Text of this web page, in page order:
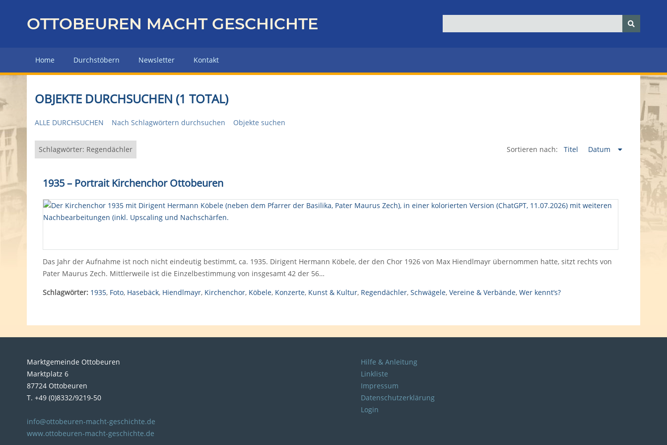
z
r
H
u
p
e
OTTOBEUREN MACHT GESCHICHTE
Home Durchstöbern Newsletter Kontakt
OBJEKTE DURCHSUCHEN (1 TOTAL)
ALLE DURCHSUCHEN Nach Schlagwörtern durchsuchen Objekte suchen
Schlagwörter: Regendächler Sortieren nach: Titel Datum
1935–Portrait Kirchenchor Ottobeuren
Das Jahr der Aufnahme ist noch nicht eindeutig bestimmt, ca. 1935. Dirigent Hermann Köbele, der den Chor 1926 von Max Hiendlmayr übernommen hatte, sitzt rechts von
Pater Maurus Zech. Mittlerweile ist die Einzelbestimmung von insgesamt 42 der 56…
Schlagwörter: 1935, Foto, Hasebäck, Hiendlmayr, Kirchenchor, Köbele, Konzerte, Kunst & Kultur, Regendächler, Schwägele, Vereine & Verbände, Wer kennt‘s?
Marktgemeinde Ottobeuren
Marktplatz 6
87724 Ottobeuren
T. +49 (0)8332/9219-50
info@ottobeuren-macht-geschichte.de
www.ottobeuren-macht-geschichte.de
Hilfe & Anleitung
Linkliste
Impressum
Datenschutzerklärung
Login